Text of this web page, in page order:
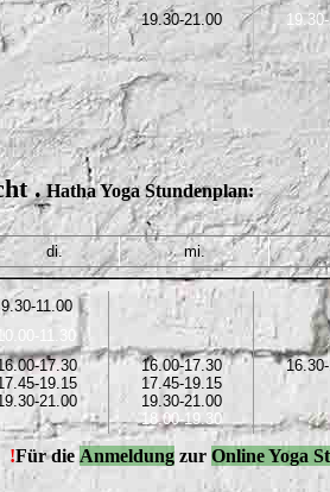
19.30-21.00
.Hatha Yoga Stundenplan:
di. mi.
9.30-11.00
10.00-11.30
17.30
19.15
21.00
16.00-17.30
17.45-19.15
19.30-21.00
18.00-19.30
!Für dieAnmeldungzur Online Yoga